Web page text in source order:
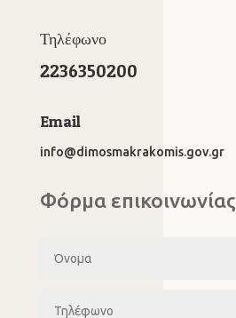
Τηλέφωνο
2236350200
Email
info@dimosmakrakomis.gov.gr
Φόρμα επικοινωνίας